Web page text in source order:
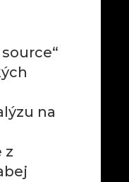
na
z